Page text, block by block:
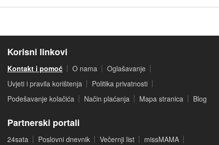
Korisni linkovi
Kontakt i pomoć O nama
Oglašavanje
Uvjeti i pravila korištenja
Politika privatnosti
Podešavanje kolačića
Način plaćanja Mapa stranica Blog
Partnerski portali
24sata Poslovni dnevnik Večernji list missMAMA